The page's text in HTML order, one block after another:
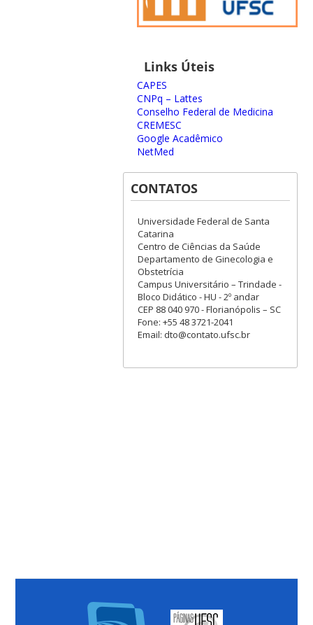
Links Úteis
CAPES
CNPq – Lattes
Conselho Federal de Medicina
CREMESC
Google Acadêmico
NetMed
CONTATOS
Universidade Federal de Santa
Catarina
Centro de Ciências da Saúde
Departamento de Ginecologia e
Obstetrícia
Campus Universitário – Trindade -
Bloco Didático - HU - 2º andar
CEP 88 040 970 - Florianópolis – SC
Fone: +55 48 3721-2041
Email: dto@contato.ufsc.br